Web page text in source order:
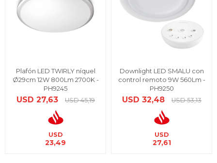
Plafón LED TWIRLY níquel
Ø29cm 12W 800Lm 2700K -
PH9245
USD 27,63 USD 45,19
USD
23,49
Downlight LED SMALU con
control remoto 9W 560Lm -
PH9250
USD 32,48 USD 53,13
USD
27,61